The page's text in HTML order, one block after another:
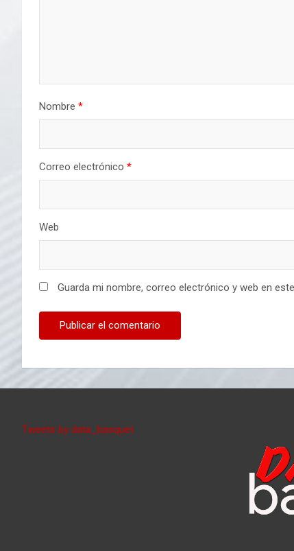
Nombre *
Correo electrónico *
Web
Guarda mi nombre, correo electrónico y web en
Tweets by data_basquet